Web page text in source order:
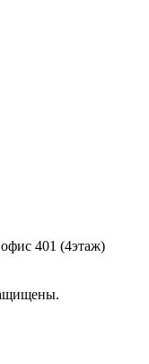
401 (4этаж)